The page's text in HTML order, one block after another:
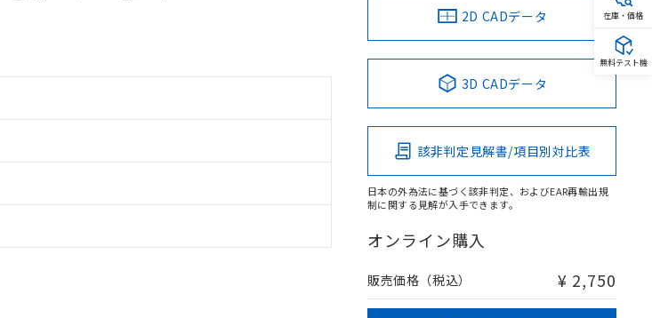
2D CADデータ
3D CADデータ
該非判定見解書/項目別対比表
日本の外為法に基づく該非判定、およびEAR再輸出規
制に関する見解が入手できます。
オンライン購入
販売価格（税込） ¥ 2,750
在庫・価格
無料テスト機